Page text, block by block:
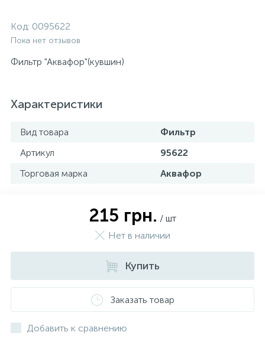
Код: 0095622
Пока нет отзывов
Фильтр "Аквафор"(кувшин)
Характеристики
Вид товара
Фильтр
Артикул
95622
Торговая марка
Аквафор
215 грн. / шт
Нет в наличии
Купить
Заказать товар
Добавить к сравнению